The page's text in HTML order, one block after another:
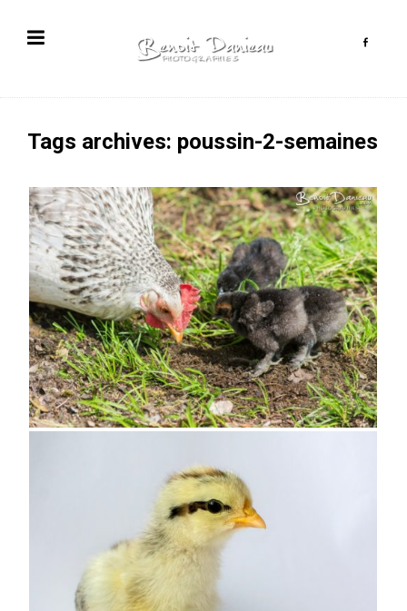
Tags archives: poussin-2-semaines